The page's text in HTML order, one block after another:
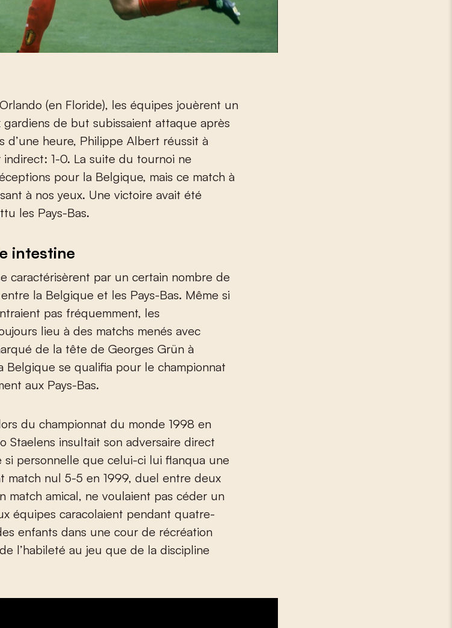
(en Floride), les équipes jouèrent un
de but subissaient attaque après
d’une heure, Philippe Albert réussit à
1-0. La suite du tournoi ne
pour la Belgique, mais ce match à
à nos yeux. Une victoire avait été
les Pays-Bas.
intestine
caractérisèrent par un certain nombre de
la Belgique et les Pays-Bas. Même si
pas fréquemment, les
lieu à des matchs menés avec
de la tête de Georges Grün à
Belgique se qualifia pour le championnat
aux Pays-Bas.
du championnat du monde 1998 en
Staelens insultait son adversaire direct
si personnelle que celui-ci lui flanqua une
match nul 5-5 en 1999, duel entre deux
match amical, ne voulaient pas céder un
équipes caracolaient pendant quatre-
enfants dans une cour de récréation
l’habileté au jeu que de la discipline